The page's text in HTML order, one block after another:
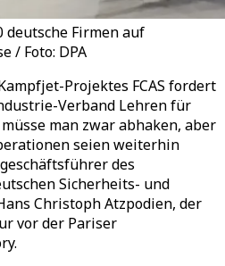
deutsche Firmen auf
/ Foto: DPA
Projektes FCAS fordert
Verband Lehren für
man zwar abhaken, aber
seien weiterhin
des
Sicherheits- und
Christoph Atzpodien, der
vor der Pariser